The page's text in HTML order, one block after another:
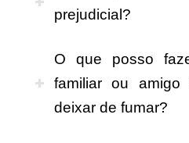
prejudicial?
O que posso
familiar ou
deixar de fumar?